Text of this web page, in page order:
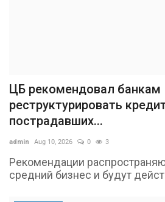
ЦБ рекомендовал банкам
реструктурировать
пострадавших...
admin Aug 10, 2026 0 3
Рекомендации
средний бизнес и будут